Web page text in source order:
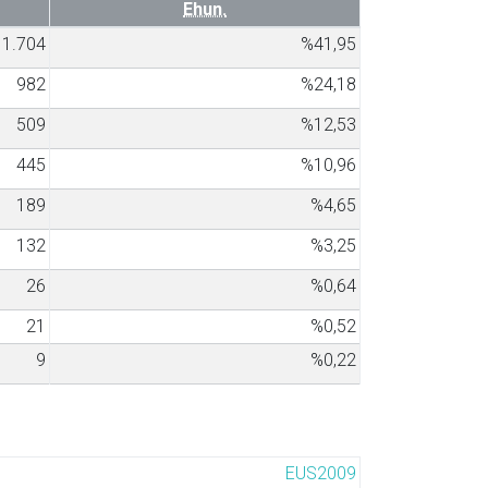
Ehun.
1.704
%41,95
982
%24,18
509
%12,53
445
%10,96
189
%4,65
132
%3,25
26
%0,64
21
%0,52
9
%0,22
EUS2009